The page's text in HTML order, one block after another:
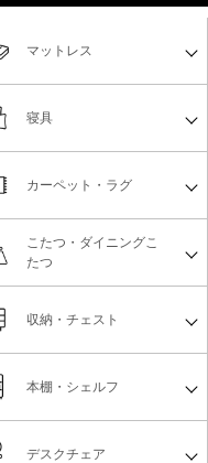
マットレス
寝具
カーペット・ラグ
こたつ・ダイニングこ
たつ
収納・チェスト
本棚・シェルフ
デスクチェア